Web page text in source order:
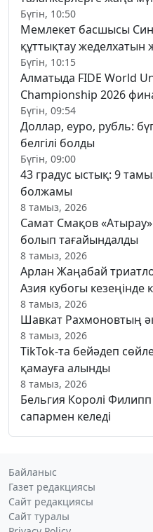
Бүгін, 10:50
Мемлекет басшысы
құттықтау жеделхатын
Бүгін, 10:15
Алматыда FIDE World
Championship 2026
Бүгін, 09:54
Доллар, еуро, рубль:
белгілі болды
Бүгін, 09:00
43 градус ыстық: 9
болжамы
8 тамыз, 2026
Самат Смақов
болып тағайындалды
8 тамыз, 2026
Арлан Жаңабай
Азия кубогы кезеңінде
8 тамыз, 2026
Шавкат Рахмоновтың
8 тамыз, 2026
TikTok-та бейәдеп
қамауға алынды
8 тамыз, 2026
Бельгия Королі
сапармен келеді
Байланыс
Газет редакциясы
Сайт редакциясы
Сайт туралы